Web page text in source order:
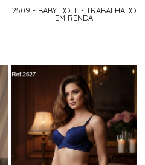
2509 - BABY DOLL - TRABALHADO
EM RENDA